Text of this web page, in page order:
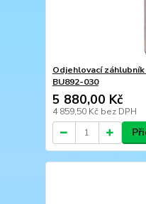
Odjehlovací záhlubník
BU892-030
5 880,00 Kč
4 859,50 Kč bez DPH